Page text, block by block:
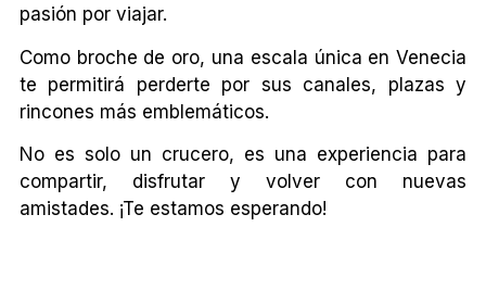
pasión por viajar.
Como broche de oro, una escala única en Venecia
te permitirá perderte por sus canales, plazas y
rincones más emblemáticos.
No es solo un crucero, es una experiencia para
compartir, disfrutar y volver con nuevas
amistades. ¡Te estamos esperando!